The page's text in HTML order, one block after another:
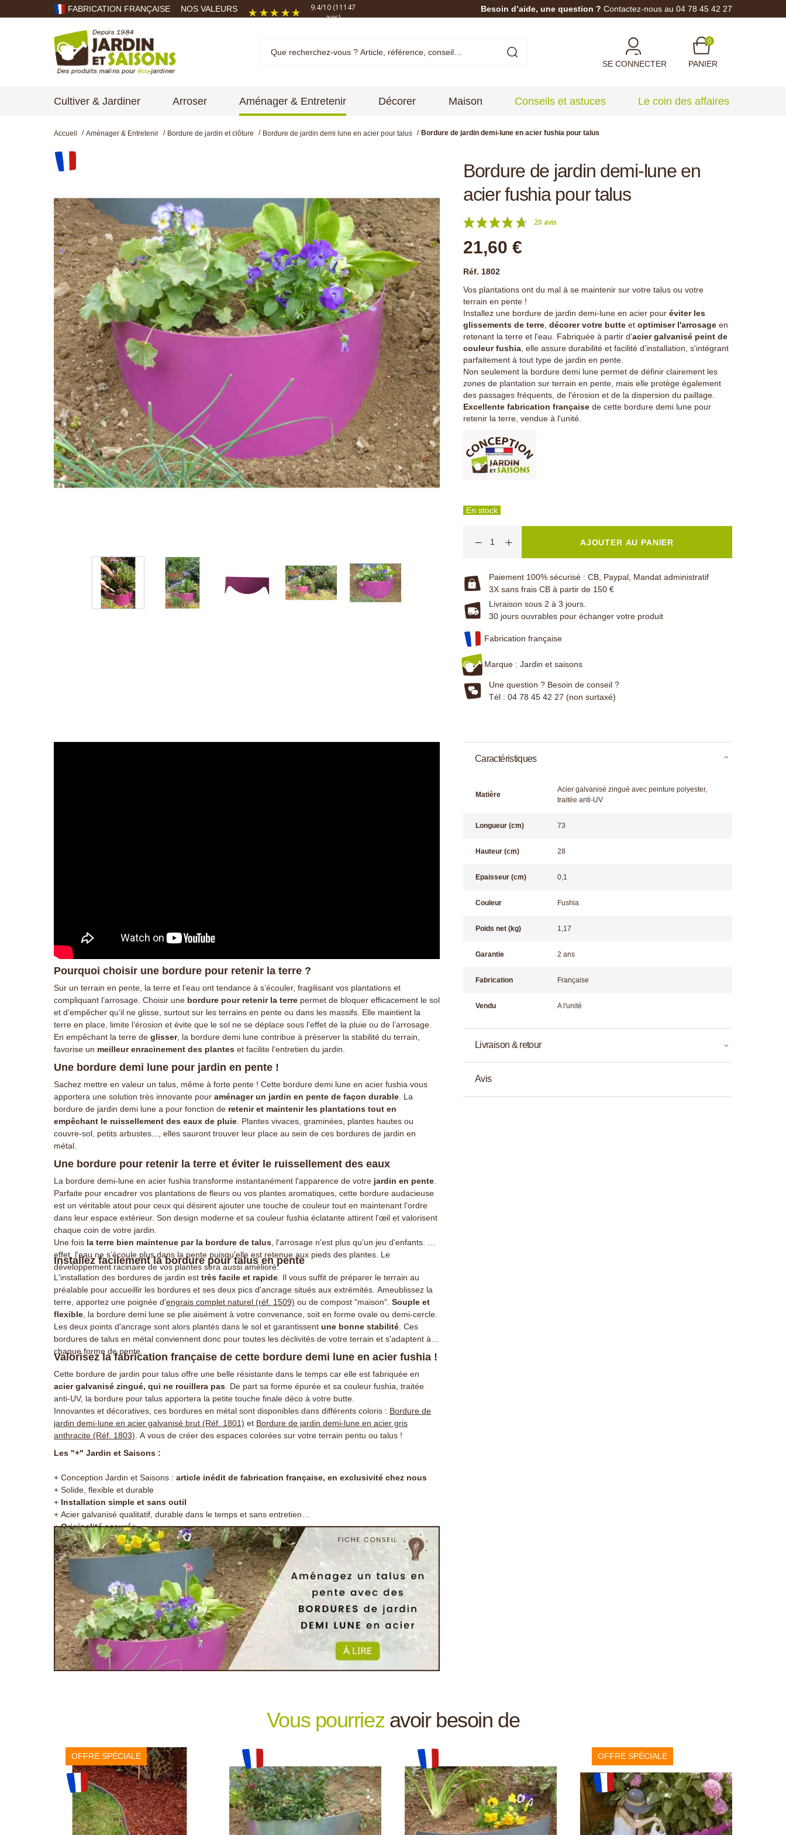
FABRICATION FRANÇAISE NOS VALEURS
avis)
Besoin d’aide, une question ? Contactez-nous au 04 78 45 42 27
SE CONNECTER PANIER
0
Cultiver & Jardiner Arroser Aménager & Entretenir Décorer Maison Conseils et astuces Le coin des affaires
Accueil Aménager & Entretenir Bordure de jardin et clôture Bordure de jardin demi lune en acier pour talus Bordure de jardin demi-lune en acier fushia pour talus
Bordure de jardin demi-lune en
acier fushia pour talus
20 avis
21,60 €
Réf. 1802
Vos plantations ont du mal à se maintenir sur votre talus ou votre
terrain en pente !
Installez une bordure de jardin demi-lune en acier pour éviter les
glissements de terre, décorer votre butteet optimiser l'arrosageen
retenant la terre et l'eau. Fabriquée à partir d'acier galvanisé peint de
couleur fushia, elle assure durabilité et facilité d'installation, s'intégrant
parfaitement à tout type de jardin en pente.
Non seulement la bordure demi lune permet de définir clairement les
zones de plantation sur terrain en pente, mais elle protège également
des passages fréquents, de l'érosion et de la dispersion du paillage.
Excellente fabrication française de cette bordure demi lune pour
retenir la terre, vendue à l'unité.
En stock
AJOUTER AU PANIER
Paiement 100% sécurisé : CB, Paypal, Mandat administratif
3X sans frais CB à partir de 150 €
Livraison sous 2 à 3 jours.
30 jours ouvrables pour échanger votre produit
Fabrication française
Marque : Jardin et saisons
Une question ? Besoin de conseil ?
Tél : 04 78 45 42 27 (non surtaxé)
Pourquoi choisir une bordure pour retenir la terre ?
Sur un terrain en pente, la terre et l’eau ont tendance à s’écouler, fragilisant vos plantations et
compliquant l’arrosage. Choisir une bordure pour retenir la terre permet de bloquer efficacement le sol
et d’empêcher qu’il ne glisse, surtout sur les terrains en pente ou dans les massifs. Elle maintient la
terre en place, limite l’érosion et évite que le sol ne se déplace sous l’effet de la pluie ou de l’arrosage.
En empêchant la terre de glisser, la bordure demi lune contribue à préserver la stabilité du terrain,
favorise un meilleur enracinement des plantes et facilite l’entretien du jardin.
Une bordure demi lune pour jardin en pente !
Sachez mettre en valeur un talus, même à forte pente ! Cette bordure demi lune en acier fushia vous
apportera une solution très innovante pour aménager un jardin en pente de façon durable . La
bordure de jardin demi lune a pour fonction de retenir et maintenir les plantations tout en
empêchant le ruissellement des eaux de pluie . Plantes vivaces, graminées, plantes hautes ou
couvre-sol, petits arbustes..., elles sauront trouver leur place au sein de ces bordures de jardin en
métal.
Une bordure pour retenir la terre et éviter le ruissellement des eaux
La bordure demi-lune en acier fushia transforme instantanément l'apparence de votre jardin en pente
Parfaite pour encadrer vos plantations de fleurs ou vos plantes aromatiques, cette bordure audacieuse
est un véritable atout pour ceux qui désirent ajouter une touche de couleur tout en maintenant l'ordre
dans leur espace extérieur. Son design moderne et sa couleur fushia éclatante attirent l'œil et valorisent
chaque coin de votre jardin.
Une fois la terre bien maintenue par la bordure de talus , l'arrosage n'est plus qu'un jeu d'enfants. En
effet, l'eau ne s’écoule plus dans la pente puisqu'elle est retenue aux pieds des plantes. Le
développement racinaire de vos plantes sera aussi amélioré.
Installez facilement la bordure pour talus en pente
L'installation des bordures de jardin est très facile et rapide . Il vous suffit de préparer le terrain au
préalable pour accueillir les bordures et ses deux pics d'ancrage situés aux extrémités. Ameublissez la
terre, apportez une poignée d'engrais complet naturel (réf. 1509) ou de compost "maison". Souple et
flexible , la bordure demi lune se plie aisément à votre convenance, soit en forme ovale ou demi-cercle.
Les deux points d'ancrage sont alors plantés dans le sol et garantissent une bonne stabilité . Ces
bordures de talus en métal conviennent donc pour toutes les déclivités de votre terrain et s'adaptent à
chaque forme de pente.
Valorisez la fabrication française de cette bordure demi lune en acier fushia !
Cette bordure de jardin pour talus offre une belle résistante dans le temps car elle est fabriquée en
acier galvanisé zingué, qui ne rouillera pas . De part sa forme épurée et sa couleur fushia, traitée
anti-UV, la bordure pour talus apportera la petite touche finale déco à votre butte.
Innovantes et décoratives, ces bordures en métal sont disponibles dans différents coloris : Bordure de
jardin demi-lune en acier galvanisé brut (Réf. 1801) et Bordure de jardin demi-lune en acier gris
anthracite (Réf. 1803) . A vous de créer des espaces colorées sur votre terrain pentu ou talus !
Les "+" Jardin et Saisons :
+ Conception Jardin et Saisons : article inédit de fabrication française, en exclusivité chez nous
+ Solide, flexible et durable
+ Installation simple et sans outil
+ Acier galvanisé qualitatif, durable dans le temps et sans entretien
+Originalité assurée
+Adaptable à tout décor et style de jardin
Caractéristiques
Matière
Acier galvanisé zingué avec peinture polyester,
traitée anti-UV
Longueur (cm) 73
Hauteur (cm) 28
Epaisseur (cm) 0,1
Couleur Fushia
Poids net (kg) 1,17
Garantie 2 ans
Fabrication Française
Vendu A l'unité
Livraison & retour
Avis
Vous pourriezavoir besoin de
OFFRE SPÉCIALE OFFRE SPÉCIALE